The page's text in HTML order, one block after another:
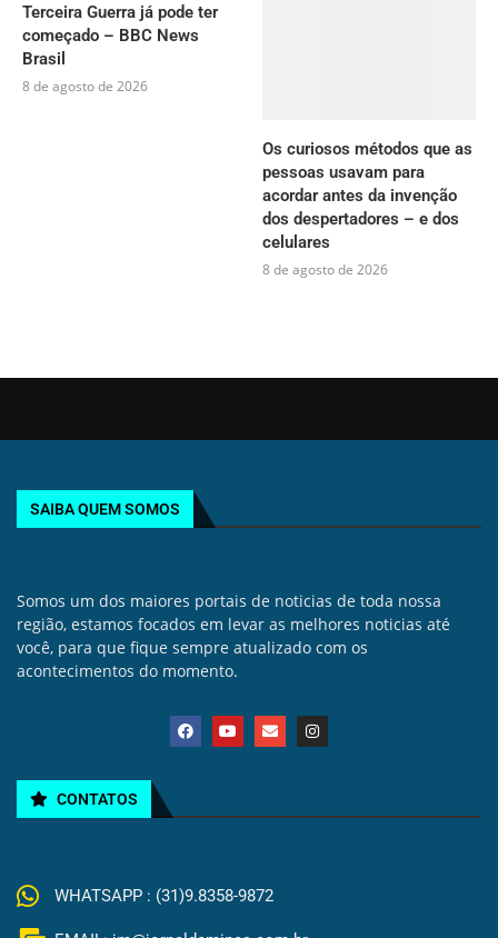
Terceira Guerra já pode ter
começado – BBC News
Brasil
8 de agosto de 2026
Os curiosos métodos que as
pessoas usavam para
acordar antes da invenção
dos despertadores – e dos
celulares
8 de agosto de 2026
SAIBA QUEM SOMOS
Somos um dos maiores portais de noticias de toda nossa
região, estamos focados em levar as melhores noticias até
você, para que fique sempre atualizado com os
acontecimentos do momento.
CONTATOS
WHATSAPP : (31)9.8358-9872